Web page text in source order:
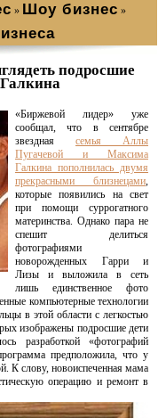
» Шоу бизнес »
подросшие
«Биржевой лидер» уже
сообщал, что в сентябре
звездная семья Аллы
Пугачевой и Максима
Галкина пополнилась двумя
прекрасными близнецами,
которые появились на свет
при помощи суррогатного
материнства. Однако пара не
спешит делиться
фотографиями
новорожденных Гарри и
Лизы и выложила в сеть
лишь единственное фото
компьютерные технологии
в этой области с легкостью
изображены подросшие дети
разработкой «фотографий
предположила, что у
К слову, новоиспеченная мама
операцию и ремонт в